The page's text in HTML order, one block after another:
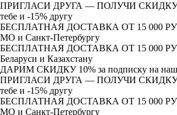
ПРИГЛАСИ ДРУГА — ПОЛУЧИ
тебе и -15% другу
БЕСПЛАТНАЯ ДОСТАВКА ОТ 15 000
МО и Санкт-Петербургу
БЕСПЛАТНАЯ ДОСТАВКА ОТ 15 000
Беларуси и Казахстану
ДАРИМ СКИДКУ 10% за подписку на
ПРИГЛАСИ ДРУГА — ПОЛУЧИ
тебе и -15% другу
БЕСПЛАТНАЯ ДОСТАВКА ОТ 15 000
МО и Санкт-Петербургу